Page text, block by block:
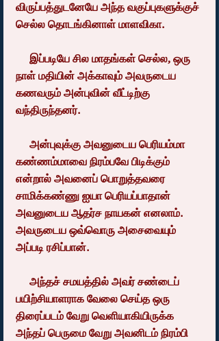
விருப்பத்துடனேயே அந்த வகுப்புகளுக்குச்
செல்ல தொடங்கினாள் மாளவிகா.
நாள் மதியின் அக்காவும் அவருடைய
கணவரும் அன்புவின் வீட்டிற்கு
வந்திருந்தனர்.
கண்ணம்மாவை நிரம்பவே பிடிக்கும்
என்றால் அவனைப் பொறுத்தவரை
சாமிக்கண்ணு ஐயா பெரியப்பாதான்
அவனுடைய ஆதர்ச நாயகன் எனலாம்.
அவருடைய ஒவ்வொரு அசைவையும்
அப்படி ரசிப்பான்.
பயிற்சியாளராக வேலை செய்த ஒரு
திரைப்படம் வேறு வெளியாகியிருக்க
அந்தப் பெருமை வேறு அவனிடம் நிரம்பி